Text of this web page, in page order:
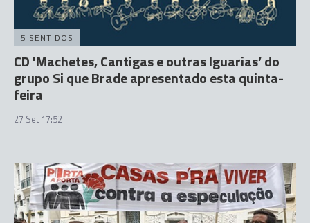
5 SENTIDOS
CD 'Machetes, Cantigas e outras Iguarias’ do
grupo Si que Brade apresentado esta quinta-
feira
27 Set 17:52